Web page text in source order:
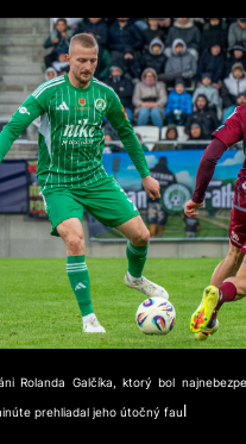
Rolanda Galčíka, ktorý bol
prehliadal jeho útočný faul